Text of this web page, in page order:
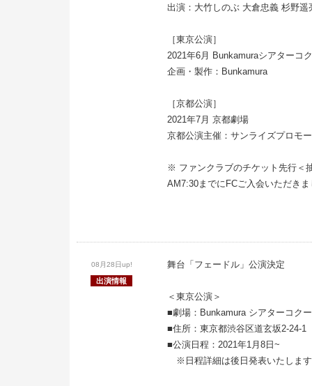
出演：大竹しのぶ 大倉忠義 杉野遥
［東京公演］
2021年6月 Bunkamuraシアターコ
企画・製作：Bunkamura
［京都公演］
2021年7月 京都劇場
京都公演主催：サンライズプロモ
※ ファンクラブのチケット先行＜
AM7:30までにFCご入会いただき
08月28日up!
出演情報
舞台「フェードル」公演決定
＜東京公演＞
■劇場：Bunkamura シアターコク
■住所：東京都渋谷区道玄坂2-24-1
■公演日程：2021年1月8日~
※日程詳細は後日発表いたしま